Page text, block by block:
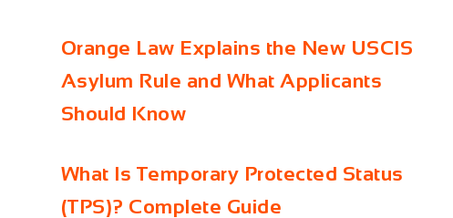
Orange Law Explains the New USCIS
Asylum Rule and What Applicants
Should Know
What Is Temporary Protected Status
(TPS)? Complete Guide